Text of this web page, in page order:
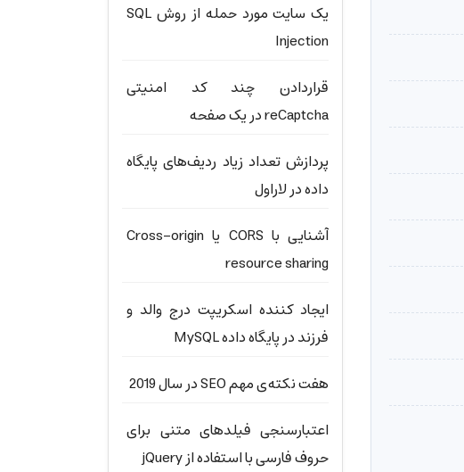
یک سایت مورد حمله از روش SQL
Injection
قراردادن چند کد امنیتی
reCaptcha در یک صفحه
پردازش تعداد زیاد ردیف‌های پایگاه
داده در لاراول
آشنایی با CORS یا Cross-origin
resource sharing
ایجاد کننده اسکریپت درج والد و
فرزند در پایگاه داده MySQL
هفت نکته‌ی مهم SEO در سال 2019
اعتبارسنجی فیلدهای متنی برای
حروف فارسی با استفاده از jQuery